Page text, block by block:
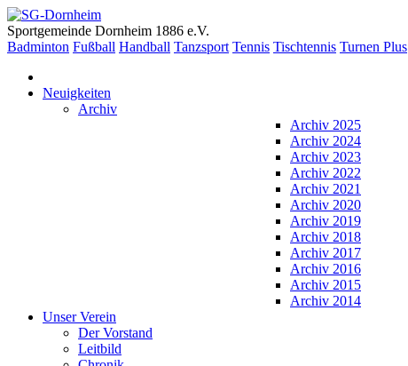
Sportgemeinde Dornheim 1886 e.V.
Badminton Fußball Handball Tanzsport Tennis Tischtennis Turnen Plus
Neuigkeiten
Archiv
Archiv 2025
Archiv 2024
Archiv 2023
Archiv 2022
Archiv 2021
Archiv 2020
Archiv 2019
Archiv 2018
Archiv 2017
Archiv 2016
Archiv 2015
Archiv 2014
Unser Verein
Der Vorstand
Leitbild